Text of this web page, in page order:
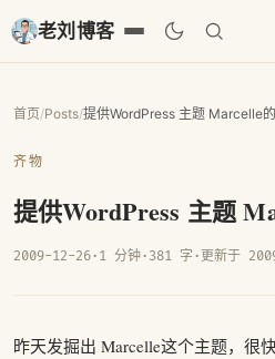
老刘博客
首页/Posts/提供WordPress 主题 Marcelle
齐物
提供WordPress 主题
2009-12-26· 1 分钟· 381 字 · 更新于
昨天发掘出 Marcelle这个主题，很